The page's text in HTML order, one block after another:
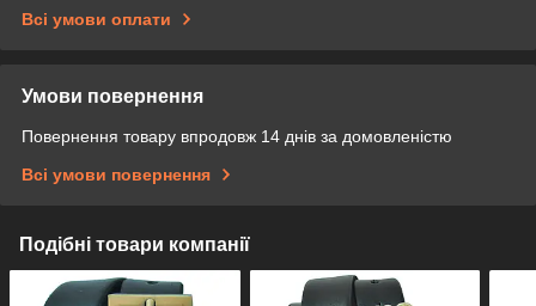
Всі умови оплати
Умови повернення
Повернення товару впродовж 14 днів за домовленістю
Всі умови повернення
Подібні товари компанії